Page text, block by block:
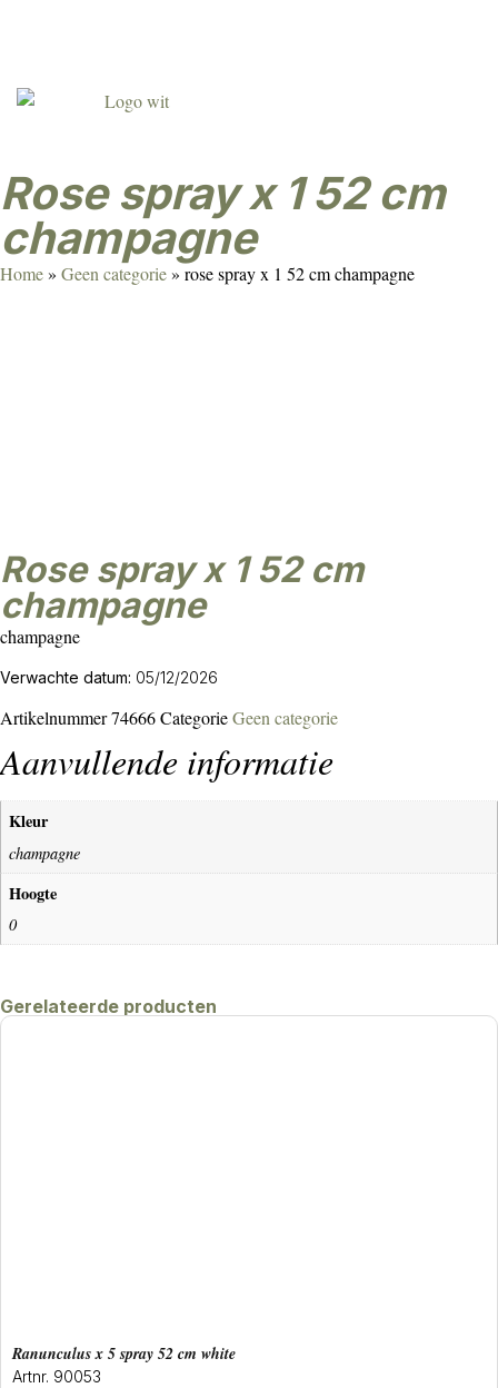
rose spray x 1 52 cm
champagne
Home» Geen categorie» rose spray x 1 52 cm champagne
rose spray x 1 52 cm
champagne
champagne
Verwachte datum: 05/12/2026
Artikelnummer74666CategorieGeen categorie
Aanvullende informatie
Kleur
champagne
Hoogte
0
Gerelateerde producten
ranunculus x 5 spray 52 cm white
Artnr. 90053